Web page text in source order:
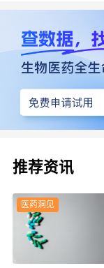
推荐资讯
医药洞见